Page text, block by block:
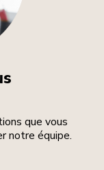
que vous
notre équipe.